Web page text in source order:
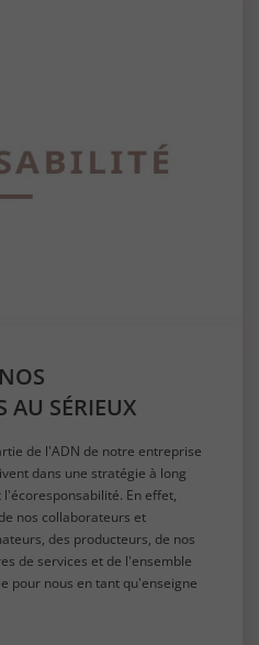
AU SÉRIEUX
de l'ADN de notre entreprise
dans une stratégie à long
En effet,
nos collaborateurs et
des producteurs, de nos
de services et de l'ensemble
pour nous en tant qu'enseigne